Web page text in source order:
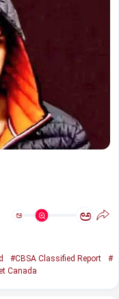
ಅ ಅ
#CBSA Classified Report
#
Canada